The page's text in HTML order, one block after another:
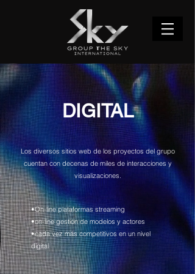
DIGITAL
Los diversos sitios web de los proyectos del grupo
cuentan con decenas de miles de interacciones y
visualizaciones.
•On-line plataformas streaming
•on-line gestión de modelos y actores
•cada vez más competitivos en un nivel
digital